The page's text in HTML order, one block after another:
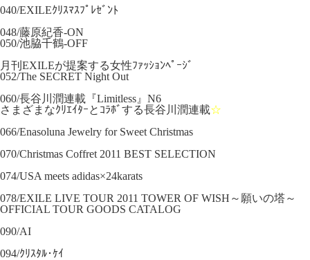
040/EXILEｸﾘｽﾏｽﾌﾟﾚｾﾞﾝﾄ
048/藤原紀香-ON
050/池脇千鶴-OFF
月刊EXILEが提案する女性ﾌｧｯｼｮﾝﾍﾟｰｼﾞ
052/The SECRET Night Out
060/長谷川潤連載『Limitless』N6
さまざまなｸﾘｴｲﾀｰとｺﾗﾎﾞする長谷川潤連載☆
066/Enasoluna Jewelry for Sweet Christmas
070/Christmas Coffret 2011 BEST SELECTION
074/USA meets adidas×24karats
078/EXILE LIVE TOUR 2011 TOWER OF WISH～願いの塔～
OFFICIAL TOUR GOODS CATALOG
090/AI
094/ｸﾘｽﾀﾙ･ｹｲ